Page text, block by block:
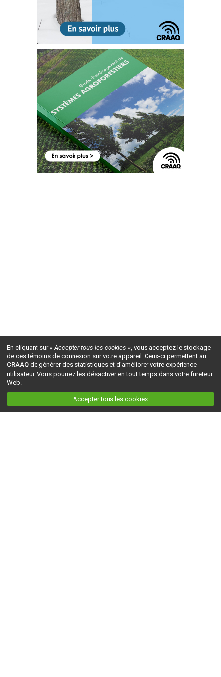
En cliquant sur« Accepter tous les cookies », vous acceptez le stockage
de ces témoins de connexion sur votre appareil. Ceux-ci permettent au
CRAAQ de générer des statistiques et d'améliorer votre expérience
utilisateur. Vous pourrez les désactiver en tout temps dans votre fureteur
Web.
Accepter tous les cookies